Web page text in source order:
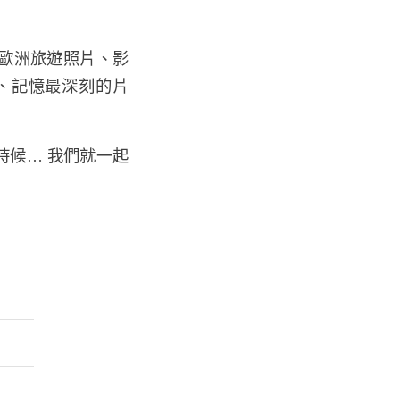
洲旅遊照片、影
記憶最深刻的片
候… 我們就一起